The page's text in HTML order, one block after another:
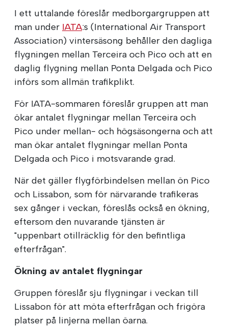
I ett uttalande föreslår medborgargruppen att
man under IATA:s (International Air Transport
Association) vintersäsong behåller den dagliga
flygningen mellan Terceira och Pico och att en
daglig flygning mellan Ponta Delgada och Pico
införs som allmän trafikplikt.
För IATA-sommaren föreslår gruppen att man
ökar antalet flygningar mellan Terceira och
Pico under mellan- och högsäsongerna och att
man ökar antalet flygningar mellan Ponta
Delgada och Pico i motsvarande grad.
När det gäller flygförbindelsen mellan ön Pico
och Lissabon, som för närvarande trafikeras
sex gånger i veckan, föreslås också en ökning,
eftersom den nuvarande tjänsten är
"uppenbart otillräcklig för den befintliga
efterfrågan".
Ökning av antalet flygningar
Gruppen föreslår sju flygningar i veckan till
Lissabon för att möta efterfrågan och frigöra
platser på linjerna mellan öarna.